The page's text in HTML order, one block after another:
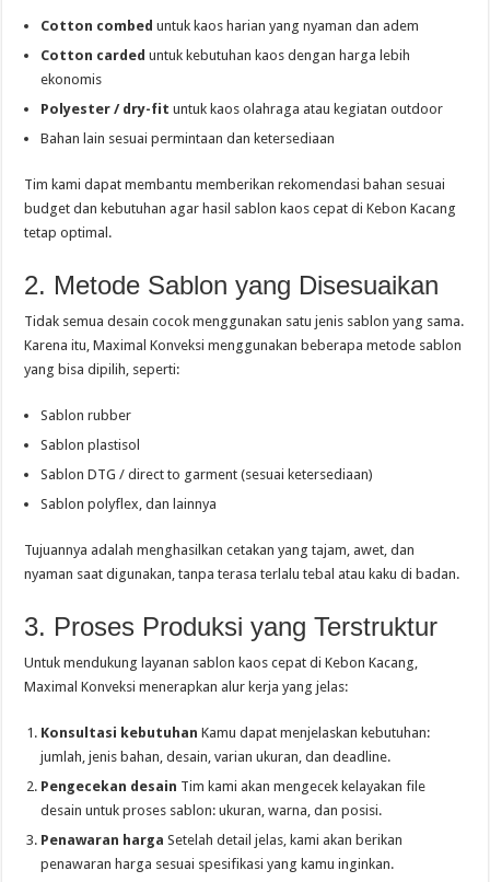
Cotton combed untuk kaos harian yang nyaman dan adem
Cotton carded untuk kebutuhan kaos dengan harga lebih
ekonomis
Polyester / dry-fit untuk kaos olahraga atau kegiatan outdoor
Bahan lain sesuai permintaan dan ketersediaan
Tim kami dapat membantu memberikan rekomendasi bahan sesuai
budget dan kebutuhan agar hasil sablon kaos cepat di Kebon Kacang
tetap optimal.
2. Metode Sablon yang Disesuaikan
Tidak semua desain cocok menggunakan satu jenis sablon yang sama.
Karena itu, Maximal Konveksi menggunakan beberapa metode sablon
yang bisa dipilih, seperti:
Sablon rubber
Sablon plastisol
Sablon DTG / direct to garment (sesuai ketersediaan)
Sablon polyflex, dan lainnya
Tujuannya adalah menghasilkan cetakan yang tajam, awet, dan
nyaman saat digunakan, tanpa terasa terlalu tebal atau kaku di badan.
3. Proses Produksi yang Terstruktur
Untuk mendukung layanan sablon kaos cepat di Kebon Kacang,
Maximal Konveksi menerapkan alur kerja yang jelas:
Konsultasi kebutuhan Kamu dapat menjelaskan kebutuhan:
jumlah, jenis bahan, desain, varian ukuran, dan deadline.
Pengecekan desain Tim kami akan mengecek kelayakan file
desain untuk proses sablon: ukuran, warna, dan posisi.
Penawaran harga Setelah detail jelas, kami akan berikan
penawaran harga sesuai spesifikasi yang kamu inginkan.